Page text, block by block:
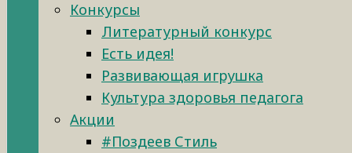
Конкурсы
Литературный конкурс
Есть идея!
Развивающая игрушка
Культура здоровья педагога
Акции
#Поздеев Стиль